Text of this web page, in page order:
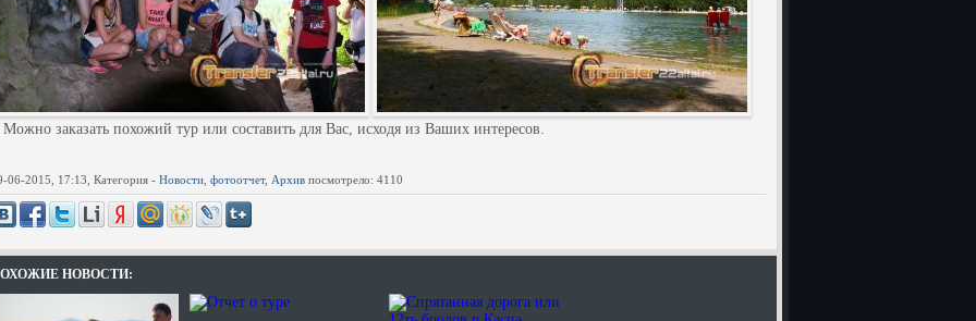
заказать похожий тур или составить для Вас, исходя из Ваших интересов.
06-2015, 17:13, Категория - Новости фотоотчет, Архив посмотрело: 4110
НОВОСТИ: